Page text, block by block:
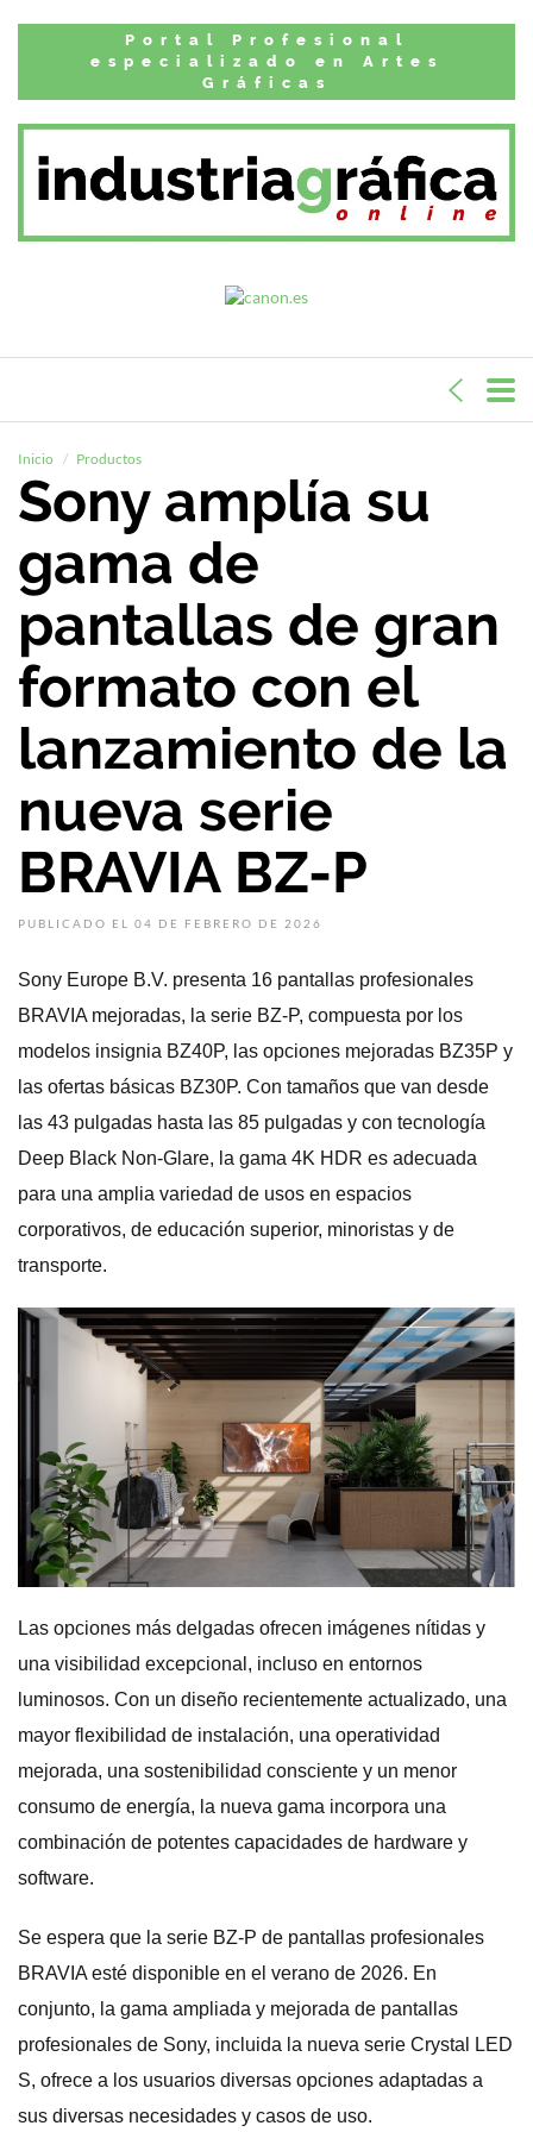
Portal Profesional
especializado en Artes
Gráficas
Inicio Productos
Sony amplía su
gama de
pantallas de gran
formato con el
lanzamiento de la
nueva serie
BRAVIA BZ-P
PUBLICADO EL 04 DE FEBRERO DE 2026
Sony Europe B.V. presenta 16 pantallas profesionales
BRAVIA mejoradas, la serie BZ-P, compuesta por los
modelos insignia BZ40P, las opciones mejoradas BZ35P y
las ofertas básicas BZ30P. Con tamaños que van desde
las 43 pulgadas hasta las 85 pulgadas y con tecnología
Deep Black Non-Glare, la gama 4K HDR es adecuada
para una amplia variedad de usos en espacios
corporativos, de educación superior, minoristas y de
transporte.
Las opciones más delgadas ofrecen imágenes nítidas y
una visibilidad excepcional, incluso en entornos
luminosos. Con un diseño recientemente actualizado, una
mayor flexibilidad de instalación, una operatividad
mejorada, una sostenibilidad consciente y un menor
consumo de energía, la nueva gama incorpora una
combinación de potentes capacidades de hardware y
software.
Se espera que la serie BZ-P de pantallas profesionales
BRAVIA esté disponible en el verano de 2026. En
conjunto, la gama ampliada y mejorada de pantallas
profesionales de Sony, incluida la nueva serie Crystal LED
S, ofrece a los usuarios diversas opciones adaptadas a
sus diversas necesidades y casos de uso.